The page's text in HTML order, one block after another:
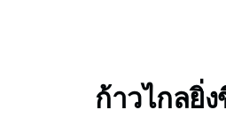
ก้าวไกลยิ่